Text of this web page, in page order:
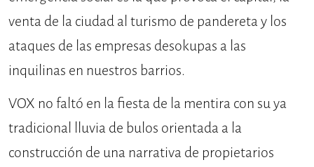
venta de la ciudad al turismo de pandereta y los
ataques de las empresas desokupas a las
inquilinas en nuestros barrios.
VOX no faltó en la fiesta de la mentira con su ya
tradicional lluvia de bulos orientada a la
construcción de una narrativa de propietarios